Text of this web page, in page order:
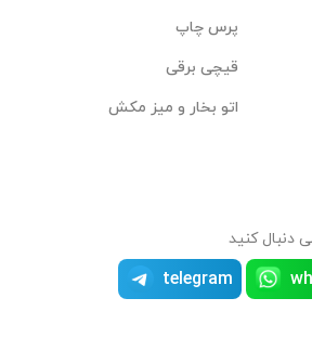
پرس چاپ
قیچی برقی
اتو بخار و میز مکش
دنبال کنید
telegram